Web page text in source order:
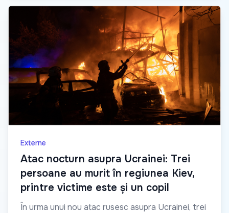
Externe
Atac nocturn asupra Ucrainei: Trei
persoane au murit în regiunea Kiev,
printre victime este și un copil
În urma unui nou atac rusesc asupra Ucrainei, trei